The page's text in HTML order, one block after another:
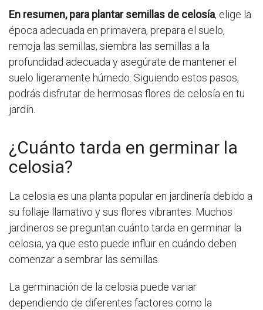
En resumen, para plantar semillas de celosía, elige la
época adecuada en primavera, prepara el suelo,
remoja las semillas, siembra las semillas a la
profundidad adecuada y asegúrate de mantener el
suelo ligeramente húmedo. Siguiendo estos pasos,
podrás disfrutar de hermosas flores de celosía en tu
jardín.
¿Cuánto tarda en germinar la
celosia?
La celosia es una planta popular en jardinería debido a
su follaje llamativo y sus flores vibrantes. Muchos
jardineros se preguntan cuánto tarda en germinar la
celosia, ya que esto puede influir en cuándo deben
comenzar a sembrar las semillas.
La germinación de la celosia puede variar
dependiendo de diferentes factores como la